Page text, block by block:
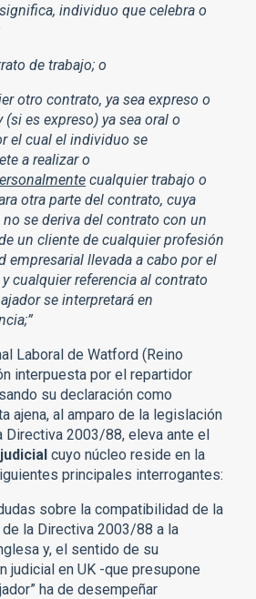
individuo que celebra o
de trabajo; o
otro contrato, ya sea expreso o
es expreso) ya sea oral o
el cual el individuo se
a realizar o
cualquier trabajo o
otra parte del contrato, cuya
se deriva del contrato con un
un cliente de cualquier profesión
empresarial llevada a cabo por el
y cualquier referencia al contrato
se interpretará en
Laboral de Watford (Reino
interpuesta por el repartidor
su declaración como
ajena, al amparo de la legislación
Directiva 2003/88, eleva ante el
cuyo núcleo reside en la
principales interrogantes:
sobre la compatibilidad de la
la Directiva 2003/88 a la
y, el sentido de su
judicial en UK -que presupone
ha de desempeñar